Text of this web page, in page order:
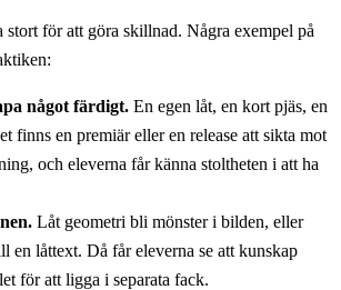
stort för att göra skillnad. Några exempel på
något färdigt. En egen låt, en kort pjäs, en
finns en premiär eller en release att sikta mot
och eleverna får känna stoltheten i att ha
Låt geometri bli mönster i bilden, eller
en låttext. Då får eleverna se att kunskap
för att ligga i separata fack.